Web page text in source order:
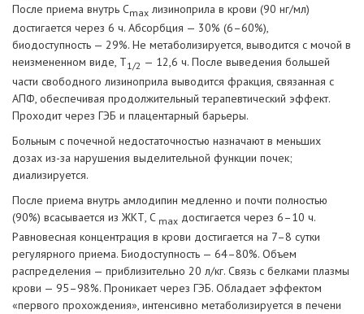
После приема внутрь Cmax лизиноприла в крови (90 нг/мл)
достигается через 6 ч. Абсорбция — 30% (6–60%),
биодоступность — 29%. Не метаболизируется, выводится с мочой в
неизмененном виде, Т1/2 — 12,6 ч. После выведения большей
части свободного лизиноприла выводится фракция, связанная с
АПФ, обеспечивая продолжительный терапевтический эффект.
Проходит через ГЭБ и плацентарный барьеры.
Больным с почечной недостаточностью назначают в меньших
дозах из-за нарушения выделительной функции почек;
диализируется.
После приема внутрь амлодипин медленно и почти полностью
(90%) всасывается из ЖКТ, C max достигается через 6–10 ч.
Равновесная концентрация в крови достигается на 7–8 сутки
регулярного приема. Биодоступность — 64–80%. Объем
распределения — приблизительно 20 л/кг. Связь с белками плазмы
крови — 95–98%. Проникает через ГЭБ. Обладает эффектом
«первого прохождения», интенсивно метаболизируется в печени